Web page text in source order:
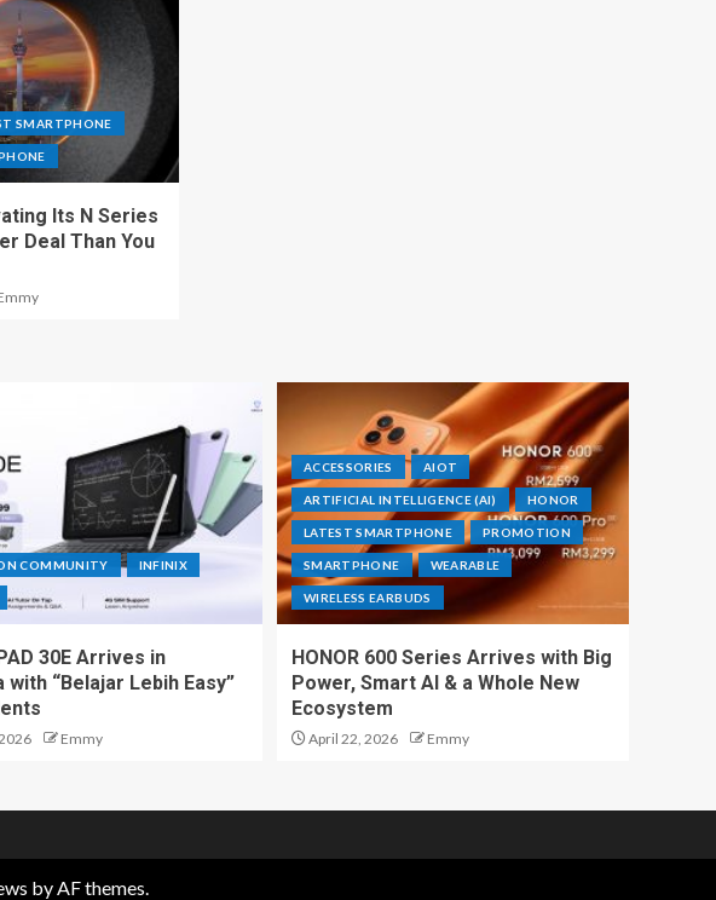
SMARTPHONE
Its N Series
Deal Than You
COMMUNITY INFINIX
30E Arrives in
with “Belajar Lebih Easy”
Emmy
ACCESSORIES AIOT
ARTIFICIAL INTELLIGENCE (AI) HONOR
LATEST SMARTPHONE PROMOTION
SMARTPHONE WEARABLE
WIRELESS EARBUDS
HONOR 600 Series Arrives with Big
Power, Smart AI & a Whole New
Ecosystem
April 22, 2026 Emmy
by AF themes.